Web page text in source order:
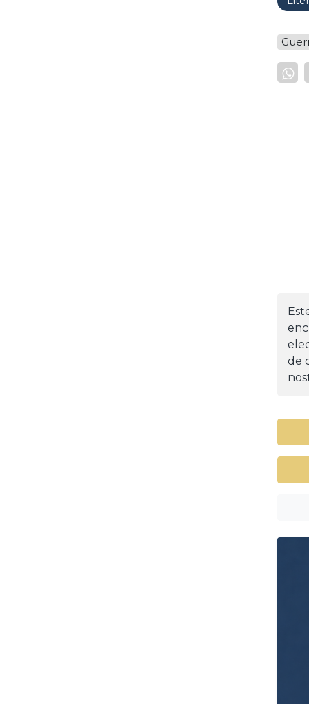
de